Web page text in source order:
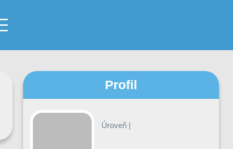
Profil
Úroveň |